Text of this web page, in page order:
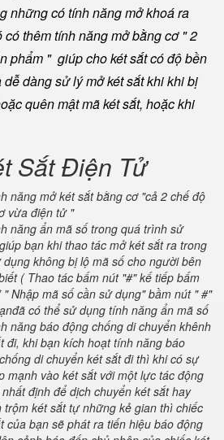
những có tính năng mở khoá ra
thêm tính năng mở bằng cơ " 2
phẩm " giúp cho két sắt có độ bền
dàng sử lý mở két sắt khi khi bị
quên mật mã két sắt, hoặc khi
Sắt Điện Tử
năng mở két sắt bằng cơ "cả 2 chế độ
vừa điện tử "
năng ẩn mã số trong quá trình sử
bạn khi thao tác mở két sắt ra trong
dụng không bị lộ mã số cho người bên
( Thao tác bấm nút "#" kế tiếp bấm
" Nhập mã số cần sử dụng" bầm nút " #"
có thể sử dụng tính năng ẩn mã số
năng báo động chống di chuyển khênh
đi, khi bạn kích hoạt tính năng báo
di chuyển két sắt đi thì khi có sự
mạnh vào két sắt với một lực tác động
định để dịch chuyển két sắt hay
trộm két sắt tự những kẻ gian thì chiếc
của bạn sẽ phát ra tiến hiệu báo động